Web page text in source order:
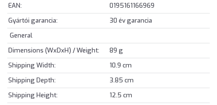
EAN:
0195161166969
Gyártói garancia:
30 év garancia
General
Dimensions (WxDxH) / Weight:
89 g
Shipping Width:
10.9 cm
Shipping Depth:
3.85 cm
Shipping Height:
12.5 cm